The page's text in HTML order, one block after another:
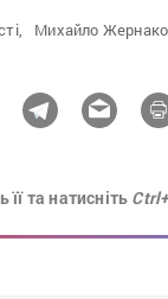
Михайло
та натисніть